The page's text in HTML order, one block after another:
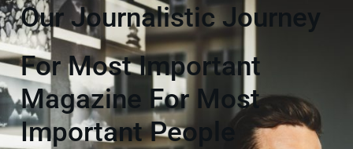
Our Journalistic Journey
For Most Important
Magazine For Most
Important People